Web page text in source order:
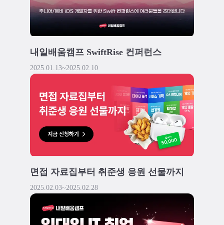
내일배움캠프 SwiftRise 컨퍼런스
2025.01.13~2025.02.10
면접 자료집부터 취준생 응원 선물까지
2025.02.03~2025.02.28